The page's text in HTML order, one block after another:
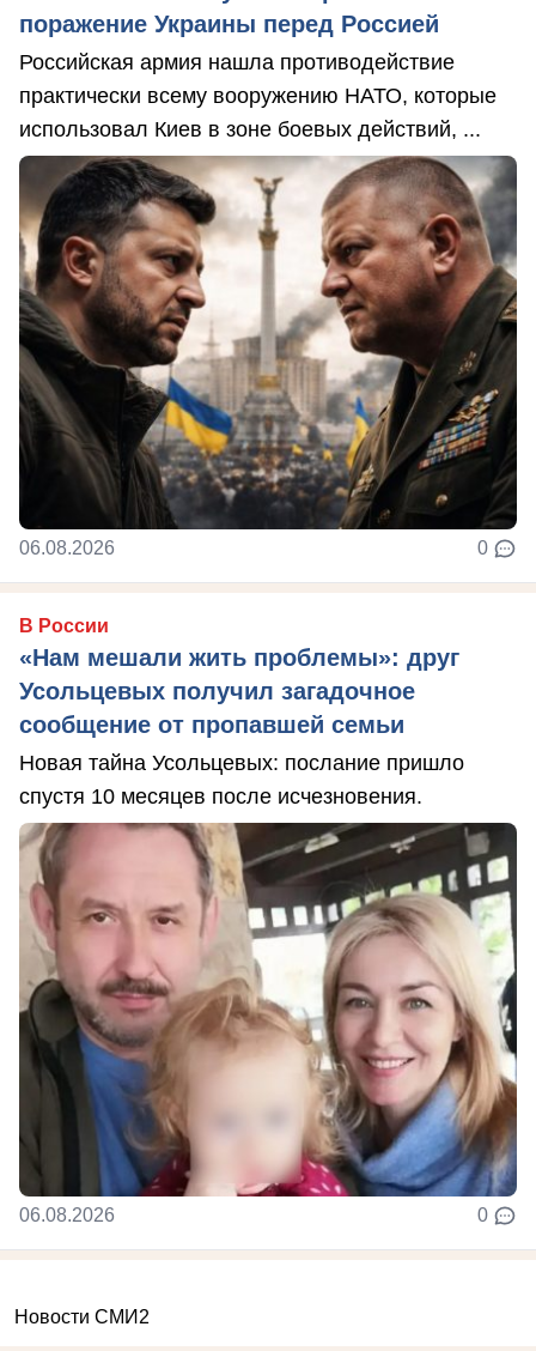
поражение Украины перед Россией
Российская армия нашла противодействие
практически всему вооружению НАТО, которые
использовал Киев в зоне боевых действий, ...
06.08.2026 0
В России
«Нам мешали жить проблемы»: друг
Усольцевых получил загадочное
сообщение от пропавшей семьи
Новая тайна Усольцевых: послание пришло
спустя 10 месяцев после исчезновения.
06.08.2026 0
Новости СМИ2